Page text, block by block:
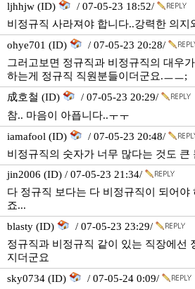
ljhhjw (ID)
/ 07-05-23 18:52/
비정규직 사라져야 합니다..강력한 의지
ohye701 (ID)
/ 07-05-23 20:28/
그러고보면 정규직과 비정규직의 대우
하는게 정규직 직원분들이더군요.ㅡㅡ;
成호철 (ID)
/ 07-05-23 20:29/
참.. 마음이 아픕니다..ㅜㅜ
iamafool (ID)
/ 07-05-23 20:48/
비정규직의 숫자가 너무 많다는 것도 큰
jin2006 (ID) / 07-05-23 21:34/
다 정규직 보다는 다 비정규직이 되어야
죠...
blasty (ID)
/ 07-05-23 23:29/
정규직과 비정규직 같이 있는 직장에선
지더군요
sky0734 (ID)
/ 07-05-24 0:09/